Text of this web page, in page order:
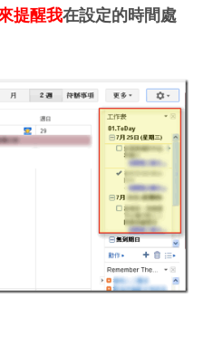
提醒我在設定的時間處